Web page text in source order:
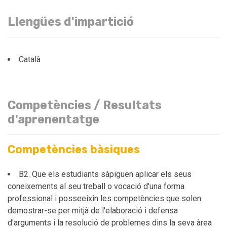
Llengües d'impartició
Català
Competències / Resultats
d'aprenentatge
Competències bàsiques
B2. Que els estudiants sàpiguen aplicar els seus
coneixements al seu treball o vocació d'una forma
professional i posseeixin les competències que solen
demostrar-se per mitjà de l'elaboració i defensa
d'arguments i la resolució de problemes dins la seva àrea